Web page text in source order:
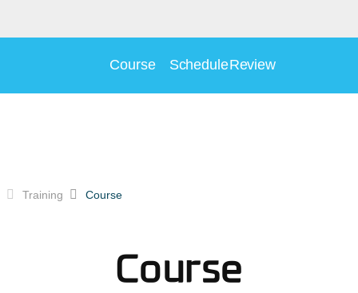
Course ScheduleReview
Training Course
Course